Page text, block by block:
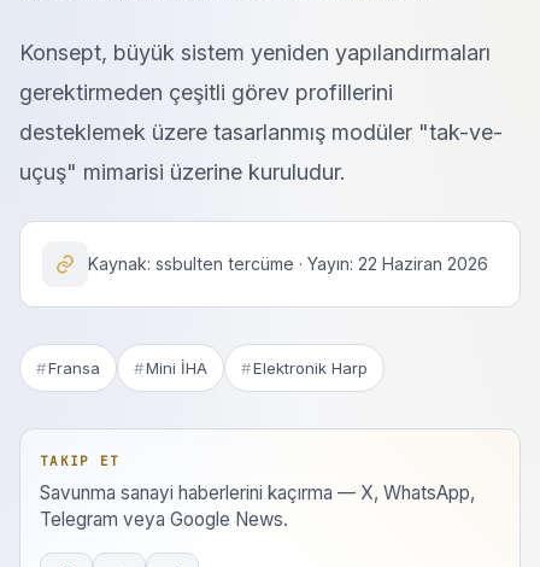
Konsept, büyük sistem yeniden yapılandırmaları
gerektirmeden çeşitli görev profillerini
desteklemek üzere tasarlanmış modüler "tak-ve-
uçuş" mimarisi üzerine kuruludur.
Kaynak: ssbulten tercüme · Yayın: 22 Haziran 2026
Fransa Mini İHA Elektronik Harp
TAKIP ET
Savunma sanayi haberlerini kaçırma — X, WhatsApp,
Telegram veya Google News.